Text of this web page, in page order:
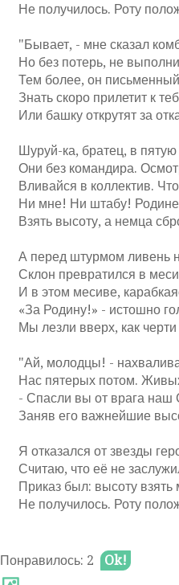
Не получилось. Роту
"Бывает, - мне сказал
Но без потерь, не
Тем более, он
Знать скоро прилетит к
Или башку открутят за
Шуруй-ка, братец, в пятую
Они без командира.
Вливайся в коллектив.
Ни мне! Ни штабу! Родине
Взять высоту, а немца
А перед штурмом ливень
Склон превратился в
И в этом месиве,
«За Родину!» - истошно
Мы лезли вверх, как
"Ай, молодцы! -
Нас пятерых потом.
- Спасли вы от врага наш
Заняв его важнейшие
Я отказался от звезды
Считаю, что её не
Приказ был: высоту взять
Не получилось. Роту
Понравилось: 2 Ok!